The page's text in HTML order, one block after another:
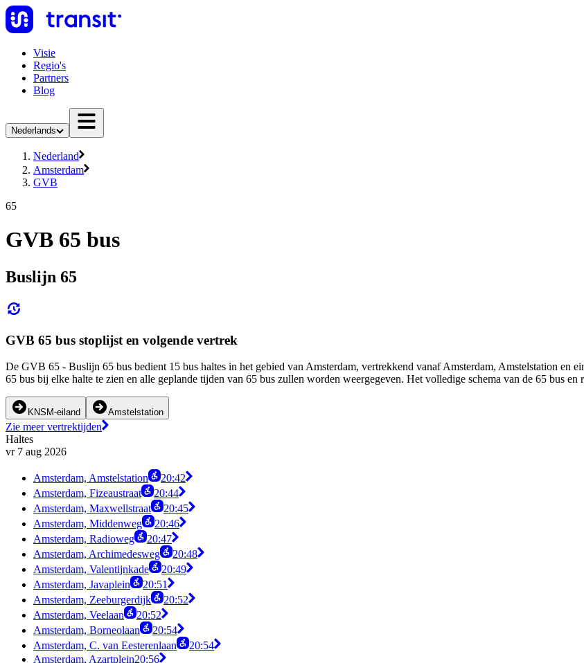
Visie
Regio's
Partners
Blog
Nederlands
Nederland
Amsterdam
GVB
65
GVB 65 bus
Buslijn 65
GVB 65 bus stoplijst en volgende vertrek
De GVB 65 - Buslijn 65 bus bedient 15 bus haltes in het gebied van Amsterdam, vertrekkend vanaf Amsterdam, Amstelstation en
65 bus bij elke halte te zien en alle geplande tijden van 65 bus zullen worden weergegeven. Het volledige schema van de 65 bus
KNSM-eiland Amstelstation
Zie meer vertrektijden
Haltes
vr 7 aug 2026
Amsterdam, Amstelstation
20:42
Amsterdam, Fizeaustraat
20:44
Amsterdam, Maxwellstraat
20:45
Amsterdam, Middenweg
20:46
Amsterdam, Radioweg
20:47
Amsterdam, Archimedesweg
20:48
Amsterdam, Valentijnkade
20:49
Amsterdam, Javaplein
20:51
Amsterdam, Zeeburgerdijk
20:52
Amsterdam, Veelaan
20:52
Amsterdam, Borneolaan
20:54
Amsterdam, C. van Eesterenlaan
20:54
Amsterdam, Azartplein20:56